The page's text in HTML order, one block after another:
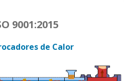
9001:2015
de Calor